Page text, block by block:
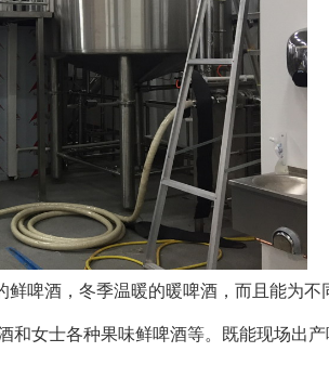
啤酒，冬季温暖的暖啤酒，而且能为不
女士各种果味鲜啤酒等。既能现场出